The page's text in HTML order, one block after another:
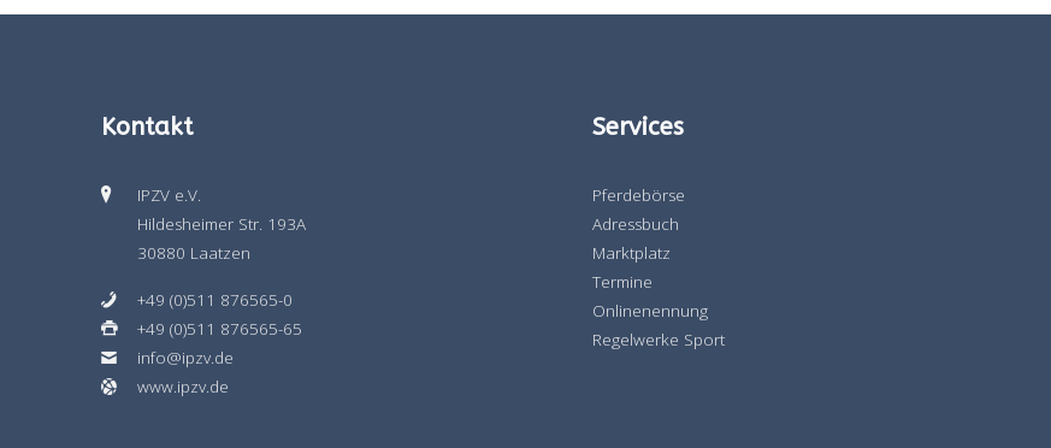
Kontakt
IPZV e.V.
Hildesheimer Str. 193A
30880 Laatzen
+49 (0)511 876565-0
+49 (0)511 876565-65
info@ipzv.de
www.ipzv.de
Services
Pferdebörse
Adressbuch
Marktplatz
Termine
Onlinenennung
Regelwerke Sport